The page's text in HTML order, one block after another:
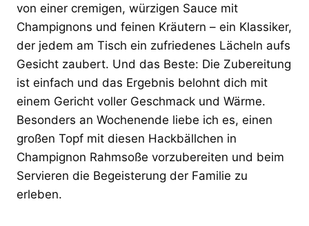
von einer cremigen, würzigen Sauce mit
Champignons und feinen Kräutern – ein Klassiker,
der jedem am Tisch ein zufriedenes Lächeln aufs
Gesicht zaubert. Und das Beste: Die Zubereitung
ist einfach und das Ergebnis belohnt dich mit
einem Gericht voller Geschmack und Wärme.
Besonders an Wochenende liebe ich es, einen
großen Topf mit diesen Hackbällchen in
Champignon Rahmsoße vorzubereiten und beim
Servieren die Begeisterung der Familie zu
erleben.